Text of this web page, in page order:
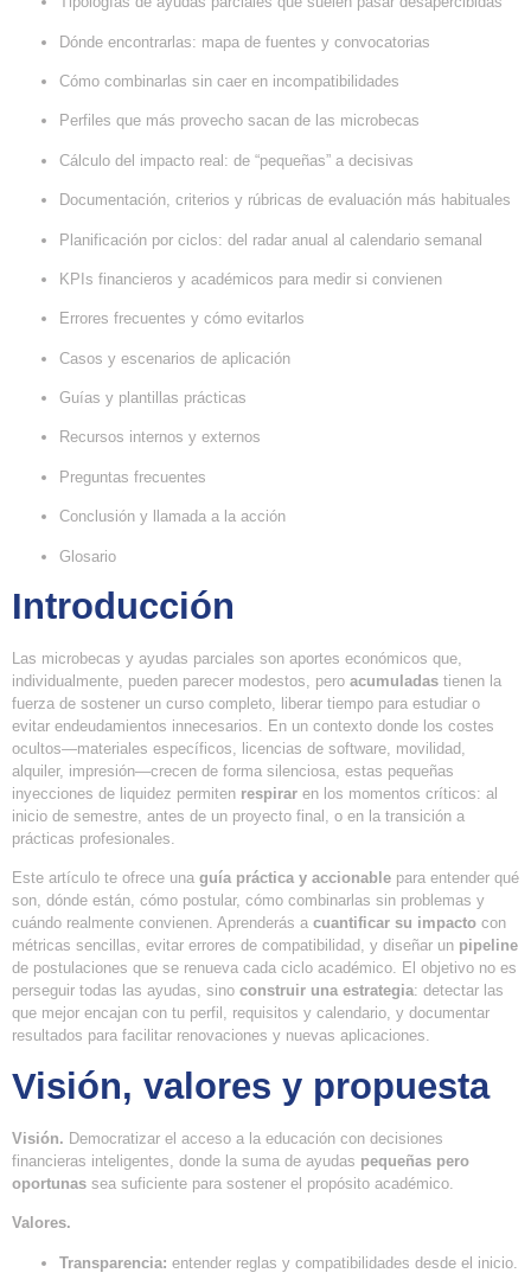
Dónde encontrarlas: mapa de fuentes y convocatorias
Cómo combinarlas sin caer en incompatibilidades
Perfiles que más provecho sacan de las microbecas
Cálculo del impacto real: de “pequeñas” a decisivas
Documentación, criterios y rúbricas de evaluación más habituales
Planificación por ciclos: del radar anual al calendario semanal
KPIs financieros y académicos para medir si convienen
Errores frecuentes y cómo evitarlos
Casos y escenarios de aplicación
Guías y plantillas prácticas
Recursos internos y externos
Preguntas frecuentes
Conclusión y llamada a la acción
Glosario
Introducción
Las microbecas y ayudas parciales son aportes económicos que,
individualmente, pueden parecer modestos, pero acumuladas tienen la
fuerza de sostener un curso completo, liberar tiempo para estudiar o
evitar endeudamientos innecesarios. En un contexto donde los costes
ocultos—materiales específicos, licencias de software, movilidad,
alquiler, impresión—crecen de forma silenciosa, estas pequeñas
inyecciones de liquidez permiten respirar en los momentos críticos: al
inicio de semestre, antes de un proyecto final, o en la transición a
prácticas profesionales.
Este artículo te ofrece una guía práctica y accionable para entender qué
son, dónde están, cómo postular, cómo combinarlas sin problemas y
cuándo realmente convienen. Aprenderás a cuantificar su impacto con
métricas sencillas, evitar errores de compatibilidad, y diseñar un pipeline
de postulaciones que se renueva cada ciclo académico. El objetivo no es
perseguir todas las ayudas, sino construir una estrategia: detectar las
que mejor encajan con tu perfil, requisitos y calendario, y documentar
resultados para facilitar renovaciones y nuevas aplicaciones.
Visión, valores y propuesta
Visión. Democratizar el acceso a la educación con decisiones
financieras inteligentes, donde la suma de ayudas pequeñas pero
oportunas sea suficiente para sostener el propósito académico.
Valores.
Transparencia: entender reglas y compatibilidades desde el inicio.